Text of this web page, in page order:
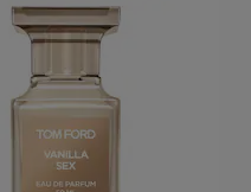
concernant
les
lors
choisir